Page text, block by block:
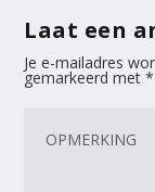
Laat een
Je e-mailadres
gemarkeerd met*